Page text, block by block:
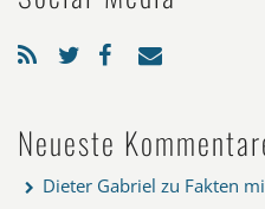
Neueste
Dieter Gabriel zu Fakten